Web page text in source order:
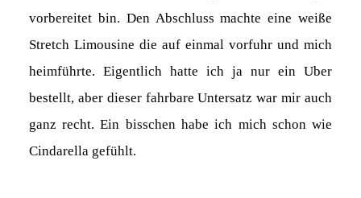
vorbereitet bin. Den Abschluss machte eine weiße
Stretch Limousine die auf einmal vorfuhr und mich
heimführte. Eigentlich hatte ich ja nur ein Uber
bestellt, aber dieser fahrbare Untersatz war mir auch
ganz recht. Ein bisschen habe ich mich schon wie
Cindarella gefühlt.